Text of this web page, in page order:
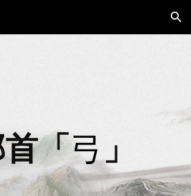
Skip to navigation
「弓 」